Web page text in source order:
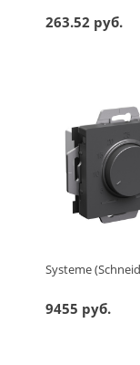
263.52 руб.
Systeme
9455 руб.